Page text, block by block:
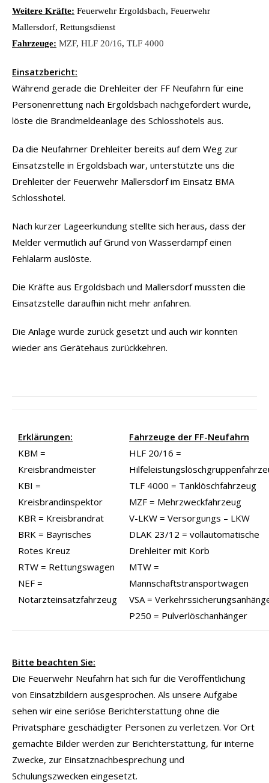
Weitere Kräfte: Feuerwehr Ergoldsbach, Feuerwehr
Mallersdorf, Rettungsdienst
Fahrzeuge: MZF, HLF 20/16, TLF 4000
Einsatzbericht:
Während gerade die Drehleiter der FF Neufahrn für eine
Personenrettung nach Ergoldsbach nachgefordert wurde,
löste die Brandmeldeanlage des Schlosshotels aus.
Da die Neufahrner Drehleiter bereits auf dem Weg zur
Einsatzstelle in Ergoldsbach war, unterstützte uns die
Drehleiter der Feuerwehr Mallersdorf im Einsatz BMA
Schlosshotel.
Nach kurzer Lageerkundung stellte sich heraus, dass der
Melder vermutlich auf Grund von Wasserdampf einen
Fehlalarm auslöste.
Die Kräfte aus Ergoldsbach und Mallersdorf mussten die
Einsatzstelle daraufhin nicht mehr anfahren.
Die Anlage wurde zurück gesetzt und auch wir konnten
wieder ans Gerätehaus zurückkehren.
Erklärungen:
KBM =
Kreisbrandmeister
KBI =
Kreisbrandinspektor
KBR = Kreisbrandrat
BRK = Bayrisches
Rotes Kreuz
RTW = Rettungswagen
NEF =
Notarzteinsatzfahrzeug
Fahrzeuge der FF-Neufahrn
HLF 20/16 =
TLF 4000 = Tanklöschfahrzeug
MZF = Mehrzweckfahrzeug
V-LKW = Versorgungs – LKW
DLAK 23/12 = vollautomatische
Drehleiter mit Korb
MTW =
Mannschaftstransportwagen
VSA =
P250 = Pulverlöschanhänger
Bitte beachten Sie:
Die Feuerwehr Neufahrn hat sich für die Veröffentlichung
von Einsatzbildern ausgesprochen. Als unsere Aufgabe
sehen wir eine seriöse Berichterstattung ohne die
Privatsphäre geschädigter Personen zu verletzen. Vor Ort
gemachte Bilder werden zur Berichterstattung, für interne
Zwecke, zur Einsatznachbesprechung und
Schulungszwecken eingesetzt.